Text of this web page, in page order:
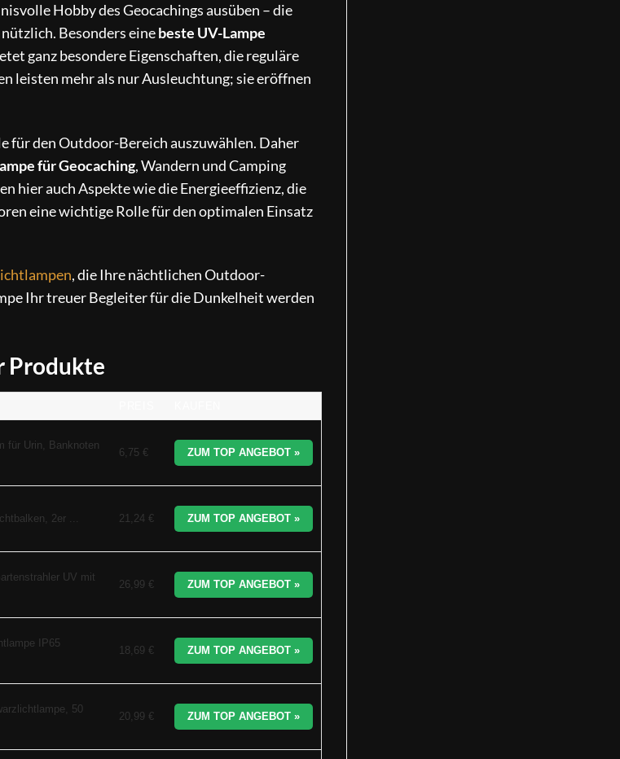
Hobby des Geocachings ausüben – die
Besonders einebeste UV-Lampe
ganz besondere Eigenschaften, die reguläre
leisten mehr als nur Ausleuchtung; sie eröffnen
für den Outdoor-Bereich auszuwählen. Daher
für Geocaching, Wandern und Camping
hier auch Aspekte wie die Energieeffizienz, die
eine wichtige Rolle für den optimalen Einsatz
, die Ihre nächtlichen Outdoor-
Ihr treuer Begleiter für die Dunkelheit werden
Produkte
für Urin, Banknoten
6,75 € ZUM TOP ANGEBOT »
2er ... 21,24 € ZUM TOP ANGEBOT »
UV mit
26,99 € ZUM TOP ANGEBOT »
IP65
18,69 € ZUM TOP ANGEBOT »
50
20,99 € ZUM TOP ANGEBOT »